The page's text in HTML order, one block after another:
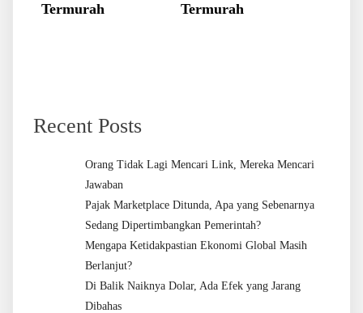
Termurah
Termurah
Recent Posts
Orang Tidak Lagi Mencari Link, Mereka Mencari
Jawaban
Pajak Marketplace Ditunda, Apa yang Sebenarnya
Sedang Dipertimbangkan Pemerintah?
Mengapa Ketidakpastian Ekonomi Global Masih
Berlanjut?
Di Balik Naiknya Dolar, Ada Efek yang Jarang
Dibahas